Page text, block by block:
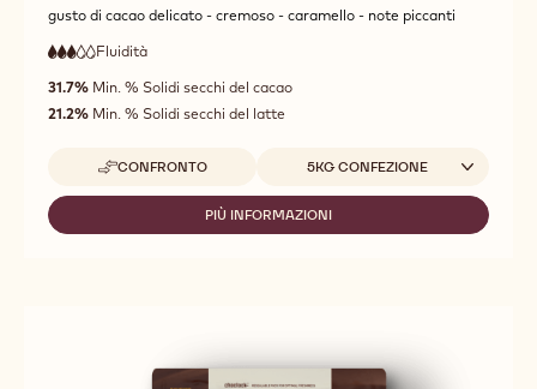
gusto di cacao delicato - cremoso - caramello - note piccanti
3
out
of
5
Fluidità
media
31.7% Min. % Solidi secchi del cacao
21.2% Min. % Solidi secchi del latte
CONFRONTO
-
826
Dimensioni disponibili
5KG CONFEZIONE
PIÙ INFORMAZIONI
-